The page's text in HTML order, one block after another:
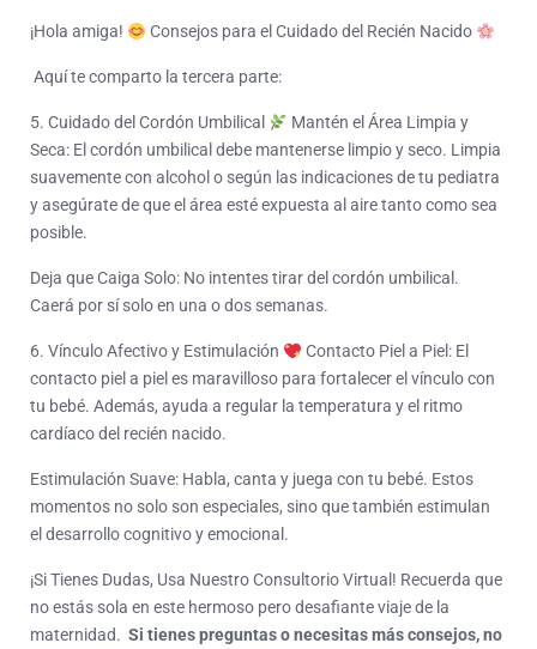
¡Hola amiga! Consejos para el Cuidado del Recién Nacido
Aquí te comparto la tercera parte:
5. Cuidado del Cordón Umbilical
Mantén el Área Limpia y
Seca: El cordón umbilical debe mantenerse limpio y seco. Limpia
suavemente con alcohol o según las indicaciones de tu pediatra
y asegúrate de que el área esté expuesta al aire tanto como sea
posible.
Deja que Caiga Solo: No intentes tirar del cordón umbilical.
Caerá por sí solo en una o dos semanas.
6. Vínculo Afectivo y Estimulación
Contacto Piel a Piel: El
contacto piel a piel es maravilloso para fortalecer el vínculo con
tu bebé. Además, ayuda a regular la temperatura y el ritmo
cardíaco del recién nacido.
Estimulación Suave: Habla, canta y juega con tu bebé. Estos
momentos no solo son especiales, sino que también estimulan
el desarrollo cognitivo y emocional.
¡Si Tienes Dudas, Usa Nuestro Consultorio Virtual! Recuerda que
no estás sola en este hermoso pero desafiante viaje de la
maternidad. Si tienes preguntas o necesitas más consejos, no